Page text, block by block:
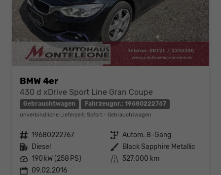
BMW 4er
430 d xDrive Sport Line Gran Coupe
Gebrauchtwagen Fahrzeugnr.: 19680222767
unverbindliche Lieferzeit: Sofort Gebrauchtwagen
Fahrzeugnr. 19680222767 Getriebe Autom. 8-Gang
Kraftstoff Diesel Außenfarbe Black Sapphire Metallic
Leistung 190 kW (258 PS) Kilometerstand 527.000 km
09.02.2016